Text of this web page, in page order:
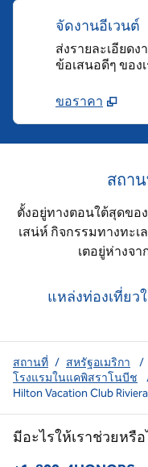
จัดงานอีเวนต์
ส่งรายละเอียด
ข้อเสนอดีๆ ของ
ขอราคา
สถา
ตั้งอยู่ทางตอนใต้สุดขอ
เสน่ห์ กิจกรรมทางทะ
เตอยู่ห่างจา
แหล่งท่องเที่ยว
สถานที่ / สหรัฐอเมริกา /
โรงแรมในแคพิสราโนบีช
Hilton Vacation Club
มีอะไรให้เราช่วยหรื